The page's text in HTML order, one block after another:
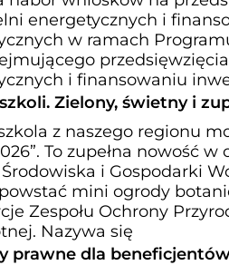
energetycznych i
w ramach
i finansowaniu
Zielony, świetny i
z naszego regionu
To zupełna nowość
i Gospodarki
mini ogrody
Zespołu Ochrony
Nazywa się
prawne dla